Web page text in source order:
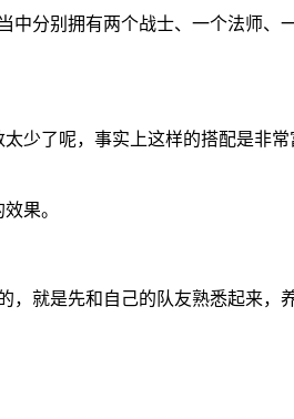
分别拥有两个战士、一个法师、
少了呢，事实上这样的搭配是非
果。
就是先和自己的队友熟悉起来，